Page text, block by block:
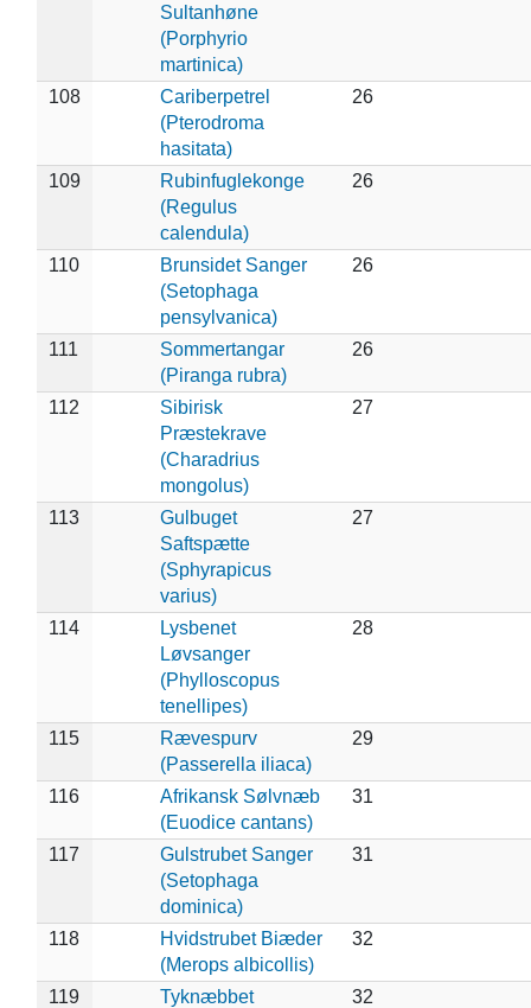
Sultanhøne
(Porphyrio
martinica)
108
Cariberpetrel
(Pterodroma
hasitata)
26
109
Rubinfuglekonge
(Regulus
calendula)
26
110
Brunsidet Sanger
(Setophaga
pensylvanica)
26
111
Sommertangar
(Piranga rubra)
26
112
Sibirisk
Præstekrave
(Charadrius
mongolus)
27
113
Gulbuget
Saftspætte
(Sphyrapicus
varius)
27
114
Lysbenet
Løvsanger
(Phylloscopus
tenellipes)
28
115
Rævespurv
(Passerella iliaca)
29
116
Afrikansk Sølvnæb
(Euodice cantans)
31
117
Gulstrubet Sanger
(Setophaga
dominica)
31
118
Hvidstrubet Biæder
(Merops albicollis)
32
119
Tyknæbbet
32